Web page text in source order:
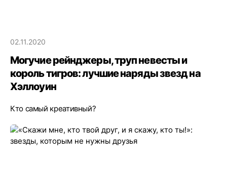
02.11.2020
Могучие рейнджеры, труп невесты и
король тигров: лучшие наряды звезд на
Хэллоуин
Кто самый креативный?